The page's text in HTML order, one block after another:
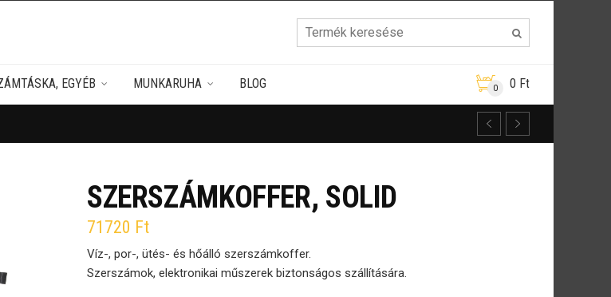
EGYÉB MUNKARUHA BLOG 0 0 Ft
SZERSZÁMKOFFER, SOLID
71720 Ft
Víz-, por-, ütés- és hőálló szerszámkoffer.
Szerszámok, elektronikai műszerek biztonságos szállítására.